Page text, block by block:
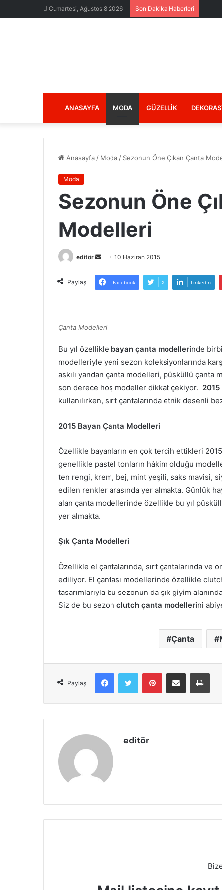
Cumartesi, Ağustos 8 2026 Son Dakika Haberleri
ANASAYFA MODA GÜZELLIK
Anasayfa / Moda / Sezonun Öne Çıkan Çanta
Moda
Sezonun Öne
Modelleri
editör
Bir
posta
10 Haziran 2015
Paylaş Facebook X LinkedIn
Çanta Modelleri
Bu yıl özellikle bayan çanta modellerinde
modelleriyle yeni sezon koleksiyonlarında
askılı yandan çanta modelleri, püsküllü çanta
son derece hoş modeller dikkat çekiyor.
kullanılırken, sırt çantalarında etnik desenli
2015 Bayan Çanta Modelleri
Özellikle bayanların en çok tercih ettikleri
genellikle pastel tonların hâkim olduğu
ten rengi, krem, bej, mint yeşili, saks mavisi,
edilen renkler arasında yer almakta. Günlük
alan çanta modellerinde özellikle bu yıl
yer almakta.
Şık Çanta Modelleri
Özellikle el çantalarında, sırt çantalarında ve
ediliyor. El çantası modellerinde özellikle
tasarımlarıyla bu sezonun da şık giyim
Siz de bu sezon clutch çanta modellerini
Çanta
Paylaş
Facebook
X PinterestE-Posta ile paylaş
editör